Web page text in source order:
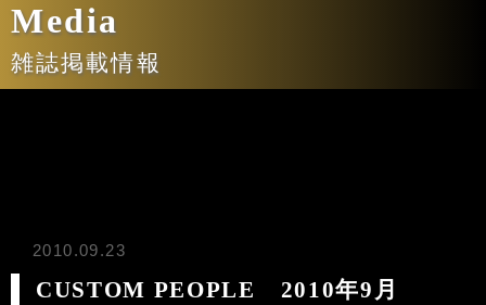
Media
雑誌掲載情報
2010.09.23
CUSTOM PEOPLE 2010年9月